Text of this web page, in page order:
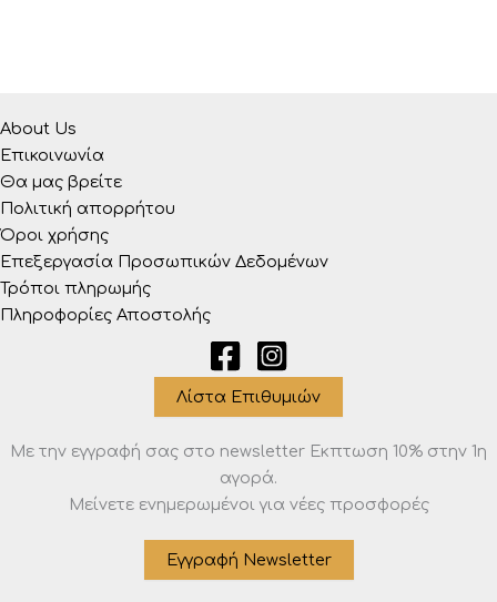
About Us
Επικοινωνία
Θα μας βρείτε
Πολιτική απορρήτου
Όροι χρήσης
Επεξεργασία Προσωπικών Δεδομένων
Τρόποι πληρωμής
Πληροφορίες Αποστολής
Λίστα Επιθυμιών
Με την εγγραφή σας στο newsletter Eκπτωση 10% στην 1η
αγορά.
Μείνετε ενημερωμένοι για νέες προσφορές
Εγγραφή Newsletter